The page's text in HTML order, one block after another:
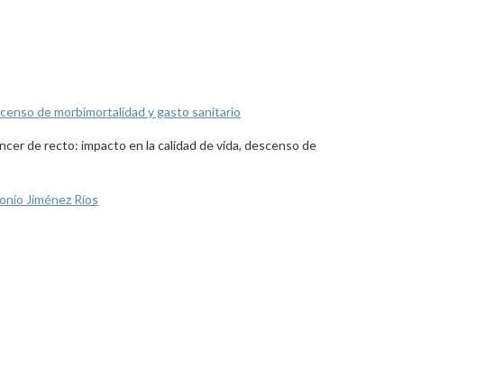
de morbimortalidad y gasto sanitario
de recto: impacto en la calidad de vida, descenso de
Jiménez Ríos